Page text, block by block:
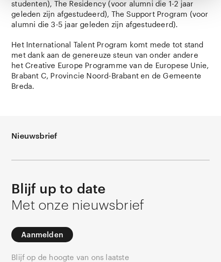
studenten), The Residency (voor alumni die 1-2 jaar
geleden zijn afgestudeerd), The Support Program (voor
alumni die 3-5 jaar geleden zijn afgestudeerd).
Het International Talent Program komt mede tot stand
met dank aan de genereuze steun van onder andere
het Creative Europe Programme van de Europese Unie,
Brabant C, Provincie Noord-Brabant en de Gemeente
Breda.
Nieuwsbrief
Blijf up to date
Met onze nieuwsbrief
Aanmelden
Blijf op de hoogte van ons laatste